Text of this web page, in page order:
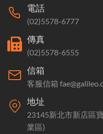
電話
(02)5578-6777
傳真
(02)5578-6555
信箱
客服信箱
地址
23145新北市新店區
業區)